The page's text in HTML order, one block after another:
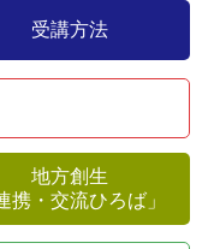
受講方法
地方創生
携・交流ひろば」